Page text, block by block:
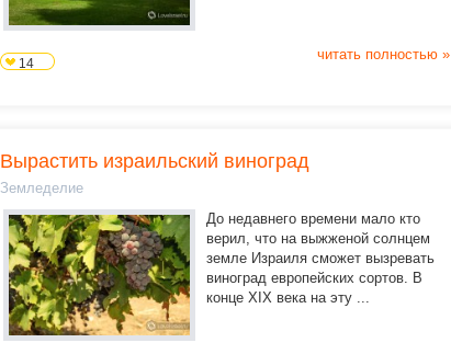
14
читать полностью »
Вырастить израильский виноград
Земледелие
До недавнего времени мало кто
верил, что на выжженой солнцем
земле Израиля сможет вызревать
виноград европейских сортов. В
конце XIX века на эту ...